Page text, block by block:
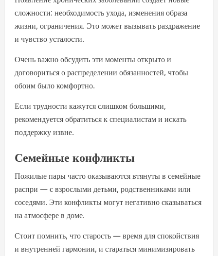
сложности: необходимость ухода, изменения образа
жизни, ограничения. Это может вызывать раздражение
и чувство усталости.
Очень важно обсудить эти моменты открыто и
договориться о распределении обязанностей, чтобы
обоим было комфортно.
Если трудности кажутся слишком большими,
рекомендуется обратиться к специалистам и искать
поддержку извне.
Семейные конфликты
Пожилые пары часто оказываются втянуты в семейные
распри — с взрослыми детьми, родственниками или
соседями. Эти конфликты могут негативно сказываться
на атмосфере в доме.
Стоит помнить, что старость — время для спокойствия
и внутренней гармонии, и стараться минимизировать